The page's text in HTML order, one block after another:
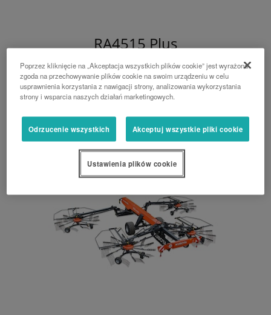
RA4515 Plus
Zgrabiarka ProLine z odkładaniem pokosu do
środka i szerokością roboczą od 9,8 do 15,0
metrów.
Poprzez kliknięcie na „Akceptacja wszystkich plików cookie” jest wyrażona
zgoda na przechowywanie plików cookie na swoim urządzeniu w celu
usprawnienia korzystania z nawigacji strony, analizowania wykorzystania
strony i wsparcia naszych działań marketingowych.
Odrzucenie wszystkich Akceptuj wszystkie pliki cookie
Ustawienia plików cookie